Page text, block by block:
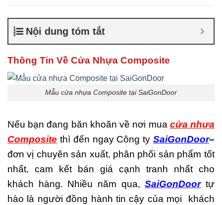
xuất cửa nhựa composite
Nội dung tóm tắt
Thông Tin Về Cửa Nhựa Composite
Mẫu cửa nhựa Composite tại SaiGonDoor
Nếu bạn đang băn khoăn về nơi mua cửa nhựa
Composite thì đến ngay Công ty SaiGonDoor–
đơn vị chuyên sản xuất, phân phối sản phẩm tốt
nhất, cam kết bán giá cạnh tranh nhất cho
khách hàng. Nhiều năm qua,SaiGonDoortự
hào là người đồng hành tin cậy của mọi khách